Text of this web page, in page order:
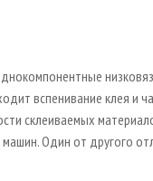
вспенивание клея и
склеиваемых
Один от другого